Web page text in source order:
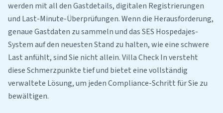
werden mit all den Gastdetails, digitalen Registrierungen
und Last-Minute-Überprüfungen. Wenn die Herausforderung,
genaue Gastdaten zu sammeln und das SES Hospedajes-
System auf den neuesten Stand zu halten, wie eine schwere
Last anfühlt, sind Sie nicht allein. Villa Check In versteht
diese Schmerzpunkte tief und bietet eine vollständig
verwaltete Lösung, um jeden Compliance-Schritt für Sie zu
bewältigen.